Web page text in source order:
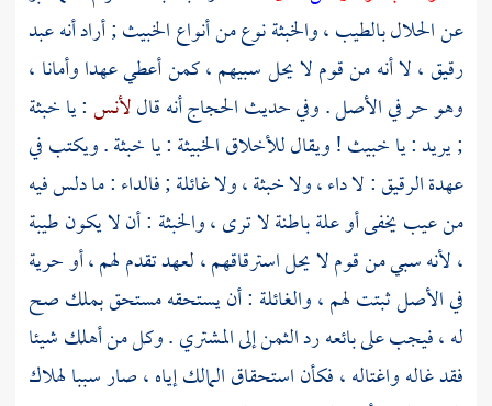
عن الحلال بالطيب ، والخبثة نوع من أنواع الخبيث ; أراد أنه عبد
رقيق ، لا أنه من قوم لا يحل سبيهم ، كمن أعطي عهدا وأمانا ،
وهو حر في الأصل . وفي حديثالحجاجأنه قاللأنس: يا خبثة
; يريد : يا خبيث ! ويقال للأخلاق الخبيثة : يا خبثة . ويكتب في
عهدة الرقيق : لا داء ، ولا خبثة ، ولا غائلة ; فالداء : ما دلس فيه
من عيب يخفى أو علة باطنة لا ترى ، والخبثة : أن لا يكون طيبة
، لأنه سبي من قوم لا يحل استرقاقهم ، لعهد تقدم لهم ، أو حرية
في الأصل ثبتت لهم ، والغائلة : أن يستحقه مستحق بملك صح
له ، فيجب على بائعه رد الثمن إلى المشتري . وكل من أهلك شيئا
فقد غاله واغتاله ، فكأن استحقاق المالك إياه ، صار سببا لهلاك